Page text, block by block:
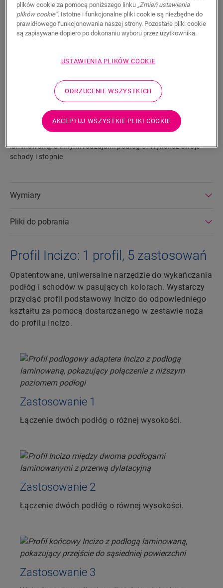
Ten pojedynczy profil zapewnia wiele rozwiązań do
wykończenia podłogi, takich jak przejście między podłogami
lub wykończenie przy ścianie lub oknie. Wystarczy przyciąć
pasuje idealnie do koloru podłogi. Opakowanie zawiera jeden
uzyskać wodoszczelne wykończenie w wilgotnych
pomieszczeniach, zalecamy połączenie z paskiem piankowym
Foamstrip i zestawem Hydrokit. Profil Incizo umożliwia: 1.
Połącz dwie podłogi o różnej wysokości 2. Połącz dwie
podłogi o tej samej wysokości 3. Wykończ podłogę wzdłuż
laminowaną, a innymi rodzajami podłóg 5. Wykończ swoje
schody i stopnie
Wymiary
Pliki do pobrania
Profil Incizo: 1 profil, 5 zastosowań
Opatentowane, uniwersalne narzędzie do wykańczania
podłóg i schodów w pasujących kolorach. Wystarczy
przyciąć profil podstawowy Incizo do odpowiedniego
kształtu za pomocą dostarczanego w zestawie noża
do profilu Incizo.
Zastosowanie 1
Łączenie dwóch podłóg o różnej wysokości.
Zastosowanie 2
Łączenie dwóch podłóg o równej wysokości.
Zastosowanie 3
plików cookie za pomocą poniższego linku „Zmień ustawienia
plików cookie”. Istotne i funkcjonalne pliki cookie są niezbędne do
prawidłowego funkcjonowania naszej strony. Pozostałe pliki cookie
są zapisywane dopiero po dokonaniu wyboru przez użytkownika.
USTAWIENIA PLIKÓW COOKIE
ODRZUCENIE WSZYSTKICH
AKCEPTUJ WSZYSTKIE PLIKI COOKIE